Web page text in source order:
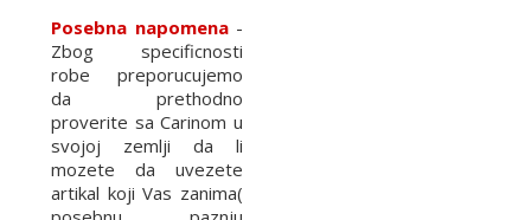
Posebna napomena-
Zbog specificnosti
robe preporucujemo
da prethodno
proverite sa Carinom u
svojoj zemlji da li
mozete da uvezete
artikal koji Vas zanima(